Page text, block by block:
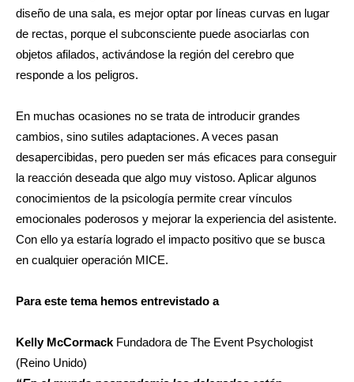
diseño de una sala, es mejor optar por líneas curvas en lugar
de rectas, porque el subconsciente puede asociarlas con
objetos afilados, activándose la región del cerebro que
responde a los peligros.
En muchas ocasiones no se trata de introducir grandes
cambios, sino sutiles adaptaciones. A veces pasan
desapercibidas, pero pueden ser más eficaces para conseguir
la reacción deseada que algo muy vistoso. Aplicar algunos
conocimientos de la psicología permite crear vínculos
emocionales poderosos y mejorar la experiencia del asistente.
Con ello ya estaría logrado el impacto positivo que se busca
en cualquier operación MICE.
Para este tema hemos entrevistado a
Kelly McCormack Fundadora de The Event Psychologist
(Reino Unido)